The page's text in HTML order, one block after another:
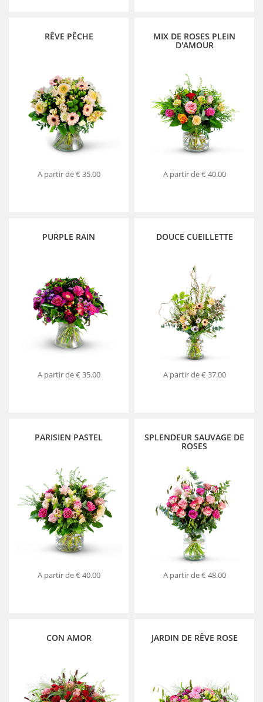
RÊVE PÊCHE
A partir de€ 35.00
MIX DE ROSES PLEIN
D'AMOUR
A partir de€ 40.00
PURPLE RAIN
A partir de€ 35.00
DOUCE CUEILLETTE
A partir de€ 37.00
PARISIEN PASTEL
A partir de€ 40.00
SPLENDEUR SAUVAGE DE
ROSES
A partir de€ 48.00
CON AMOR JARDIN DE RÊVE ROSE